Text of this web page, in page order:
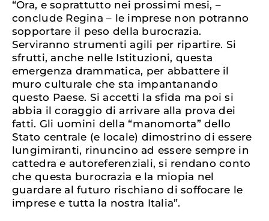
“Ora, e soprattutto nei prossimi mesi, –
conclude Regina – le imprese non potranno
sopportare il peso della burocrazia.
Serviranno strumenti agili per ripartire. Si
sfrutti, anche nelle Istituzioni, questa
emergenza drammatica, per abbattere il
muro culturale che sta impantanando
questo Paese. Si accetti la sfida ma poi si
abbia il coraggio di arrivare alla prova dei
fatti. Gli uomini della “manomorta” dello
Stato centrale (e locale) dimostrino di essere
lungimiranti, rinuncino ad essere sempre in
cattedra e autoreferenziali, si rendano conto
che questa burocrazia e la miopia nel
guardare al futuro rischiano di soffocare le
imprese e tutta la nostra Italia”.